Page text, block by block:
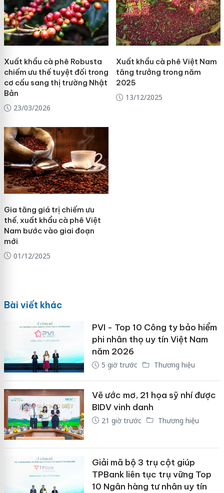
Xuất khẩu cà phê Robusta
chiếm ưu thế tuyệt đối trong
cơ cấu sang thị trường Nhật
Bản
23/03/2026
Xuất khẩu cà phê Việt Nam
tăng trưởng trong năm
2025
13/12/2025
Gia tăng giá trị chiếm ưu
thế, xuất khẩu cà phê Việt
Nam bước vào giai đoạn
mới
01/12/2025
Bài viết khác
PVI - Top 10 Công ty bảo hiểm
phi nhân thọ uy tín Việt Nam
năm 2026
5 giờ trước Thương hiệu
Vẽ ước mơ, 21 họa sỹ nhí được
BIDV vinh danh
21 giờ trước Thương hiệu
Giải mã bộ 3 trụ cột giúp
TPBank liên tục trụ vững Top
10 Ngân hàng tư nhân uy tín